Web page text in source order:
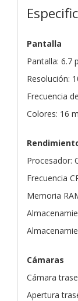
Pantalla
Pantalla: 6.7
Resolución:
Frecuencia
Colores: 16
Procesador:
Frecuencia
Memoria
Cámaras
Cámara
Apertura